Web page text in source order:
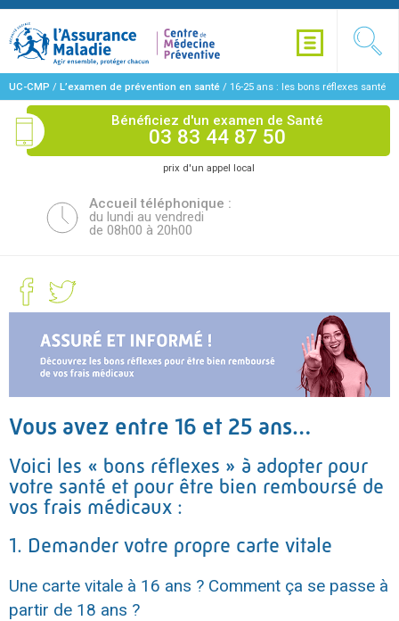
UC-CMP / L’examen de prévention en santé / 16-25 ans : les bons réflexes santé
Bénéficiez d'un examen de Santé
03 83 44 87 50
prix d'un appel local
Accueil téléphonique :
du lundi au vendredi
de 08h00 à 20h00
Vous avez entre 16 et 25 ans…
Voici les « bons réflexes » à adopter pour
votre santé et pour être bien remboursé de
vos frais médicaux :
1. Demander votre propre carte vitale
Une carte vitale à 16 ans ? Comment ça se passe à
partir de 18 ans ?